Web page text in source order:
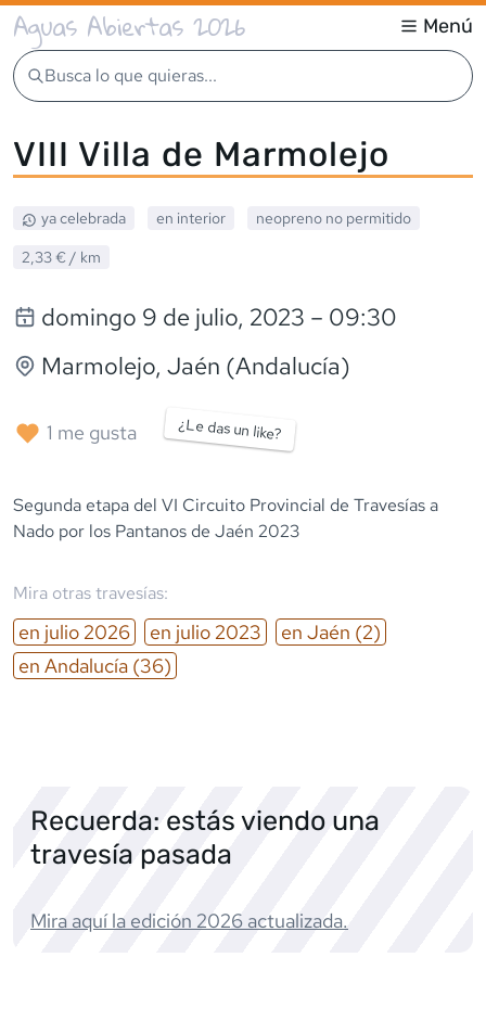
Aguas Abiertas 2026 Menú
Busca lo que quieras...
VIII Villa de Marmolejo
ya celebrada en interior neopreno no permitido
2,33 € / km
domingo 9 de julio, 2023 – 09:30
Marmolejo, Jaén (Andalucía)
1 me gusta ¿Le das un like?
Segunda etapa del VI Circuito Provincial de Travesías a
Nado por los Pantanos de Jaén 2023
Mira otras travesías:
en julio 2026 en julio 2023 en Jaén (2)
en Andalucía (36)
Recuerda: estás viendo una
travesía pasada
Mira aquí la edición 2026 actualizada.